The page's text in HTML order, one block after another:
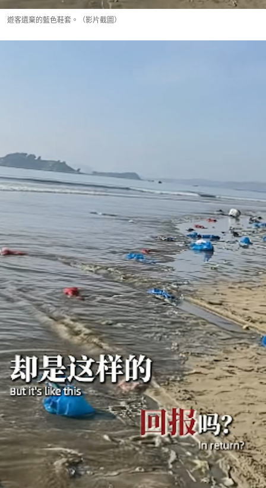
遊客遺棄的藍色鞋套。（影片截圖）